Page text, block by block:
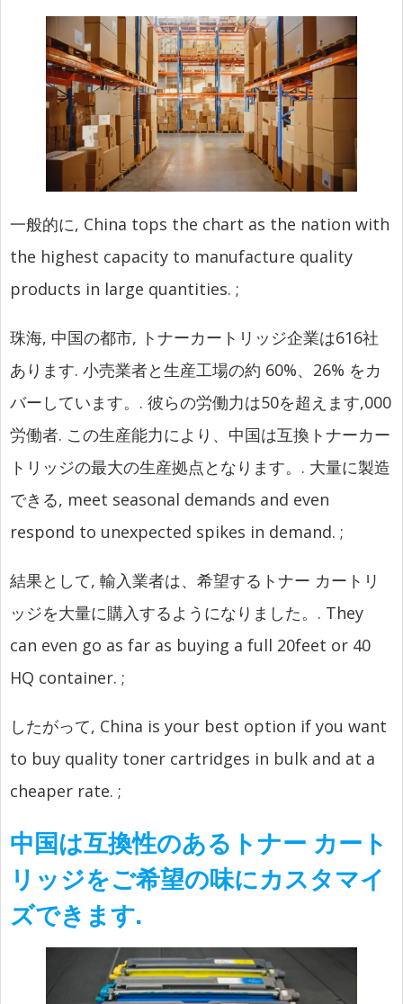
一般的に, China tops the chart as the nation with
the highest capacity to manufacture quality
products in large quantities. ;
珠海, 中国の都市, トナーカートリッジ企業は616社
あります. 小売業者と生産工場の約 60%、26% をカ
バーしています。. 彼らの労働力は50を超えます,000
労働者. この生産能力により、中国は互換トナーカー
トリッジの最大の生産拠点となります。. 大量に製造
できる, meet seasonal demands and even
respond to unexpected spikes in demand. ;
結果として, 輸入業者は、希望するトナー カートリ
ッジを大量に購入するようになりました。. They
can even go as far as buying a full 20feet or 40
HQ container. ;
したがって, China is your best option if you want
to buy quality toner cartridges in bulk and at a
cheaper rate. ;
中国は互換性のあるトナー カート
リッジをご希望の味にカスタマイ
ズできます.